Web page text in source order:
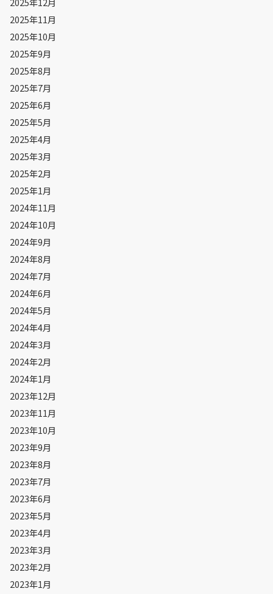
2025年11月
2025年10月
2025年9月
2025年8月
2025年7月
2025年6月
2025年5月
2025年4月
2025年3月
2025年2月
2025年1月
2024年11月
2024年10月
2024年9月
2024年8月
2024年7月
2024年6月
2024年5月
2024年4月
2024年3月
2024年2月
2024年1月
2023年12月
2023年11月
2023年10月
2023年9月
2023年8月
2023年7月
2023年6月
2023年5月
2023年4月
2023年3月
2023年2月
2023年1月